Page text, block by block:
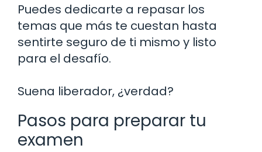
Puedes dedicarte a repasar los
temas que más te cuestan hasta
sentirte seguro de ti mismo y listo
para el desafío.
Suena liberador, ¿verdad?
Pasos para preparar tu
examen